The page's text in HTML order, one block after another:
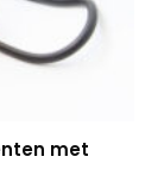
met